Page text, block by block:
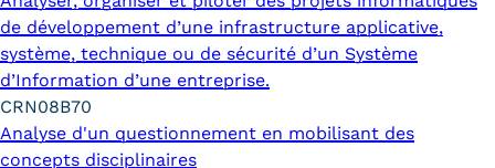
de développement d’une infrastructure applicative,
système, technique ou de sécurité d’un Système
d’Information d’une entreprise.
CRN08B70
Analyse d'un questionnement en mobilisant des
concepts disciplinaires